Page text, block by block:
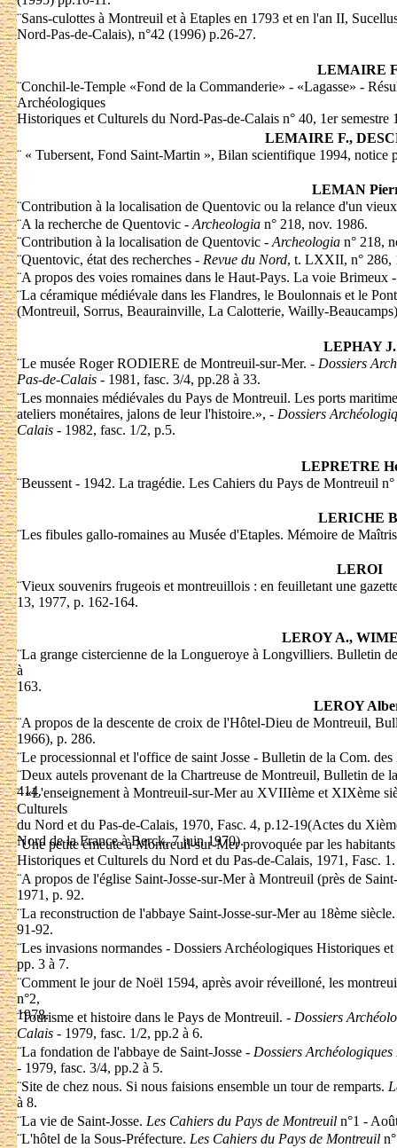
¨Sans-culottes à Montreuil et à Etaples en 1793 et en l'an II,
Nord-Pas-de-Calais), n°42 (1996) p.26-27.
LEMAIRE
¨Conchil-le-Temple «Fond de la Commanderie» - «Lagasse» -
Archéologiques
Historiques et Culturels du Nord-Pas-de-Calais n° 40, 1er semestre
LEMAIRE F.,
¨ « Tubersent, Fond Saint-Martin », Bilan scientifique 1994, notice
LEMAN
¨Contribution à la localisation de Quentovic ou la relance d'un
¨A la recherche de Quentovic - Archeologia n° 218, nov. 1986.
¨Contribution à la localisation de Quentovic - Archeologia n° 218,
¨Quentovic, état des recherches - Revue du Nord, t. LXXII, n° 286,
¨A propos des voies romaines dans le Haut-Pays. La voie Brimeux
¨La céramique médiévale dans les Flandres, le Boulonnais et le
(Montreuil, Sorrus, Beaurainville, La Calotterie, Wailly-
LEPHAY J.
¨Le musée Roger RODIERE de Montreuil-sur-Mer. - Dossiers
Pas-de-Calais - 1981, fasc. 3/4, pp.28 à 33.
¨Les monnaies médiévales du Pays de Montreuil. Les ports
ateliers monétaires, jalons de leur l'histoire.», - Dossiers
Calais - 1982, fasc. 1/2, p.5.
LEPRETRE
¨Beussent - 1942. La tragédie. Les Cahiers du Pays de Montreuil
LERICHE
¨Les fibules gallo-romaines au Musée d'Etaples. Mémoire de
LEROI
¨Vieux souvenirs frugeois et montreuillois : en feuilletant une
13, 1977, p. 162-164.
LEROY A.,
¨La grange cistercienne de la Longueroye à Longvilliers. Bulletin
à
163.
LEROY
¨A propos de la descente de croix de l'Hôtel-Dieu de Montreuil,
1966), p. 286.
¨Le processionnal et l'office de saint Josse - Bulletin de la Com.
¨Deux autels provenant de la Chartreuse de Montreuil, Bulletin
414.
¨«L'enseignement à Montreuil-sur-Mer au XVIIIème et XIXème
Culturels
du Nord et du Pas-de-Calais, 1970, Fasc. 4, p.12-19(Actes du
Nord de la France à Berck, 7 juin 1970).
¨Une petite émeute à Montreuil-sur-Mer provoquée par les
Historiques et Culturels du Nord et du Pas-de-Calais, 1971, Fasc. 1.
¨A propos de l'église Saint-Josse-sur-Mer à Montreuil (près de
1971, p. 92.
¨La reconstruction de l'abbaye Saint-Josse-sur-Mer au 18ème
91-92.
¨Les invasions normandes - Dossiers Archéologiques Historiques
pp. 3 à 7.
¨Comment le jour de Noël 1594, après avoir réveilloné, les
n°2,
1978.
¨Tourisme et histoire dans le Pays de Montreuil. - Dossiers
Calais - 1979, fasc. 1/2, pp.2 à 6.
¨La fondation de l'abbaye de Saint-Josse - Dossiers
- 1979, fasc. 3/4, pp.2 à 5.
¨Site de chez nous. Si nous faisions ensemble un tour de remparts.
à 8.
¨La vie de Saint-Josse. Les Cahiers du Pays de Montreuil n°1 -
¨L'hôtel de la Sous-Préfecture. Les Cahiers du Pays de Montreuil